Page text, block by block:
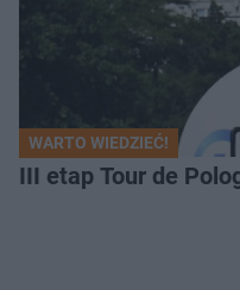
WARTO WIEDZIEĆ!
III etap Tour de